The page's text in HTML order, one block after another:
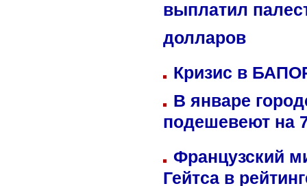
выплатил
долларов
Кризис в
В январе
подешевеют на
Французский